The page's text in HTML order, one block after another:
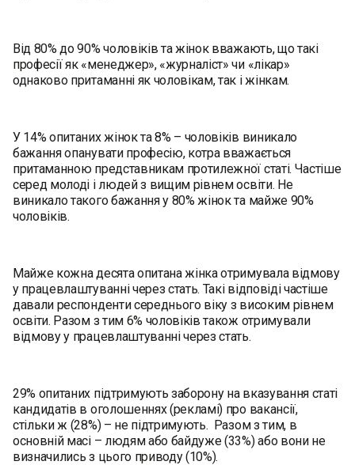
Від 80% до 90% чоловіків та жінок вважають, що такі
професії як «менеджер», «журналіст» чи «лікар»
однаково притаманні як чоловікам, так і жінкам.
У 14% опитаних жінок та 8% – чоловіків виникало
бажання опанувати професію, котра вважається
притаманною представникам протилежної статі. Частіше
серед молоді і людей з вищим рівнем освіти. Не
виникало такого бажання у 80% жінок та майже 90%
чоловіків.
Майже кожна десята опитана жінка отримувала відмову
у працевлаштуванні через стать. Такі відповіді частіше
давали респонденти середнього віку з високим рівнем
освіти. Разом з тим 6% чоловіків також отримували
відмову у працевлаштуванні через стать.
29% опитаних підтримують заборону на вказування статі
кандидатів в оголошеннях (рекламі) про вакансії,
стільки ж (28%) – не підтримують. Разом з тим, в
основній масі – людям або байдуже (33%) або вони не
визначились з цього приводу (10%).